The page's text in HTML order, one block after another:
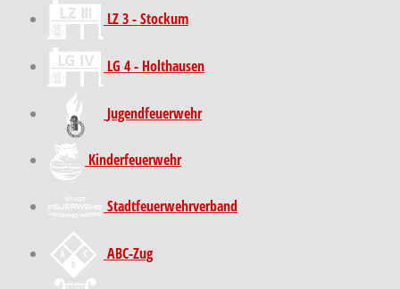
LZ 3 - Stockum
LG 4 - Holthausen
Jugendfeuerwehr
Kinder­feuer­wehr
Stadt­feuer­wehr­verband
ABC-Zug